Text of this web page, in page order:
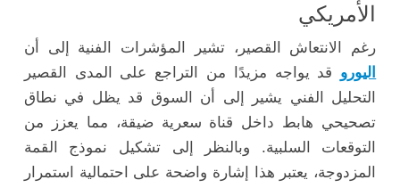
الأمريكي
رغم الانتعاش القصير، تشير المؤشرات الفنية إلى أن
اليورو قد يواجه مزيدًا من التراجع على المدى القصير
التحليل الفني يشير إلى أن السوق قد يظل في نطاق
تصحيحي هابط داخل قناة سعرية ضيقة، مما يعزز من
التوقعات السلبية. وبالنظر إلى تشكيل نموذج القمة
المزدوجة، يعتبر هذا إشارة واضحة على احتمالية استمرار